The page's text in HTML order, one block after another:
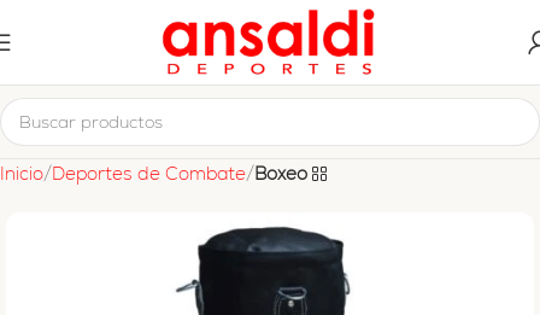
Inicio Deportes de Combate Boxeo